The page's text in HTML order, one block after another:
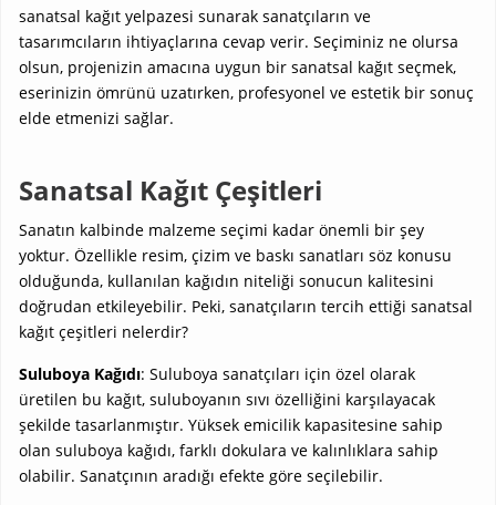
sanatsal kağıt yelpazesi sunarak sanatçıların ve
tasarımcıların ihtiyaçlarına cevap verir. Seçiminiz ne olursa
olsun, projenizin amacına uygun bir sanatsal kağıt seçmek,
eserinizin ömrünü uzatırken, profesyonel ve estetik bir sonuç
elde etmenizi sağlar.
Sanatsal Kağıt Çeşitleri
Sanatın kalbinde malzeme seçimi kadar önemli bir şey
yoktur. Özellikle resim, çizim ve baskı sanatları söz konusu
olduğunda, kullanılan kağıdın niteliği sonucun kalitesini
doğrudan etkileyebilir. Peki, sanatçıların tercih ettiği sanatsal
kağıt çeşitleri nelerdir?
Suluboya Kağıdı: Suluboya sanatçıları için özel olarak
üretilen bu kağıt, suluboyanın sıvı özelliğini karşılayacak
şekilde tasarlanmıştır. Yüksek emicilik kapasitesine sahip
olan suluboya kağıdı, farklı dokulara ve kalınlıklara sahip
olabilir. Sanatçının aradığı efekte göre seçilebilir.